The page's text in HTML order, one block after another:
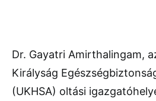
Dr. Gayatri Amirthalingam,
Királyság
(UKHSA) oltási